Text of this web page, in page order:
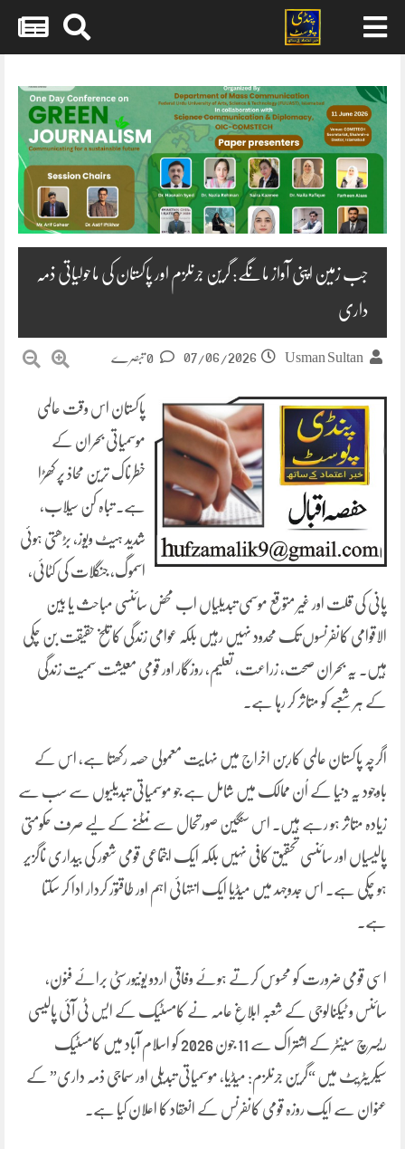
content
جب زمین اپنی آواز مانگے: گرین جرنلزم اور پاکستان کی ماحولیاتی ذمہ
داری
Usman Sultan
07/06/2026
پاکستان اس وقت عالمی
موسمیاتی بحران کے
خطرناک ترین محاذ پر کھڑا
ہے۔ تباہ کن سیلاب،
شدید ہیٹ ویوز، بڑھتی ہوئی
اسموگ، جنگلات کی کٹائی،
پانی کی قلت اور غیر متوقع موسمی تبدیلیاں اب محض سائنسی مباحث یا بین
الاقوامی کانفرنسوں تک محدود نہیں رہیں بلکہ عوامی زندگی کا تلخ حقیقت بن چکی
ہیں۔ یہ بحران صحت، زراعت، تعلیم، روزگار اور قومی معیشت سمیت زندگی
کے ہر شعبے کو متاثر کر رہا ہے۔
اگرچہ پاکستان عالمی کاربن اخراج میں نہایت معمولی حصہ رکھتا ہے، اس کے
باوجود یہ دنیا کے اُن ممالک میں شامل ہے جو موسمیاتی تبدیلیوں سے سب سے
زیادہ متاثر ہو رہے ہیں۔ اس سنگین صورتحال سے نمٹنے کے لیے صرف حکومتی
پالیسیاں اور سائنسی تحقیق کافی نہیں بلکہ ایک اجتماعی قومی شعور کی بیداری ناگزیر
ہو چکی ہے۔ اس جدوجہد میں میڈیا ایک انتہائی اہم اور طاقتور کردار ادا کر سکتا
ہے۔
اسی قومی ضرورت کو محسوس کرتے ہوئے وفاقی اردو یونیورسٹی برائے فنون،
سائنس و ٹیکنالوجی کے شعبہ ابلاغِ عامہ نے کامسٹیک کے ایس ٹی آئی پالیسی
ریسرچ سینٹر کے اشتراک سے 11 جون 2026 کو اسلام آباد میں کامسٹیک
سیکریٹریٹ میں “گرین جرنلزم: میڈیا، موسمیاتی تبدیلی اور سماجی ذمہ داری” کے
عنوان سے ایک روزہ قومی کانفرنس کے انعقاد کا اعلان کیا ہے۔